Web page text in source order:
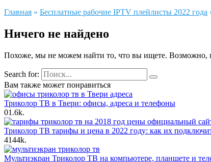
Главная » Бесплатные рабочие IPTV плейлисты 2022 года
Ничего не найдено
Похоже, мы не можем найти то, что вы ищете. Возможно,
Search for:
Вам также может понравиться
Триколор ТВ в Твери: офисы, адреса и телефоны
01.6k.
Триколор ТВ тарифы и цена в 2022 году: как их
4144k.
Мультиэкран Триколор ТВ на компьютере, планшете и